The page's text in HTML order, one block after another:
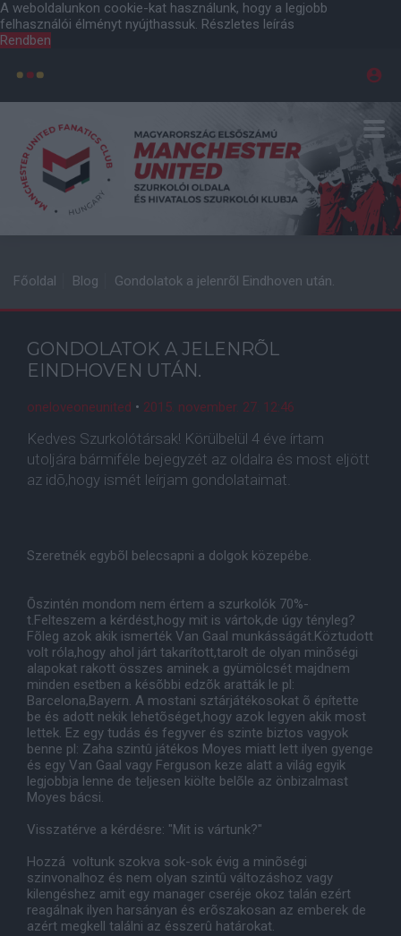
A weboldalunkon cookie-kat használunk, hogy a legjobb
felhasználói élményt nyújthassuk. Részletes leírás
Rendben
Főoldal Blog Gondolatok a jelenrõl Eindhoven után.
GONDOLATOK A JELENRÕL
EINDHOVEN UTÁN.
oneloveoneunited • 2015. november. 27. 12:46
Kedves Szurkolótársak! Körülbelül 4 éve írtam
utoljára bármiféle bejegyzét az oldalra és most eljött
az idõ,hogy ismét leírjam gondolataimat.
Szeretnék egybõl belecsapni a dolgok közepébe.
Õszintén mondom nem értem a szurkolók 70%-
t.Felteszem a kérdést,hogy mit is vártok,de úgy tényleg?
Fõleg azok akik ismerték Van Gaal munkásságát.Köztudott
volt róla,hogy ahol járt takarított,tarolt de olyan minõségi
alapokat rakott összes aminek a gyümölcsét majdnem
minden esetben a késõbbi edzõk aratták le pl:
Barcelona,Bayern. A mostani sztárjátékosokat õ építette
be és adott nekik lehetõséget,hogy azok legyen akik most
lettek. Ez egy tudás és fegyver és szinte biztos vagyok
benne pl: Zaha szintû játékos Moyes miatt lett ilyen gyenge
és egy Van Gaal vagy Ferguson keze alatt a világ egyik
legjobbja lenne de teljesen kiölte belõle az önbizalmast
Moyes bácsi.
Visszatérve a kérdésre: "Mit is vártunk?"
Hozzá voltunk szokva sok-sok évig a minõségi
szinvonalhoz és nem olyan szintû változáshoz vagy
kilengéshez amit egy manager cseréje okoz talán ezért
reagálnak ilyen harsányan és erõszakosan az emberek de
azért megkell találni az ésszerû határokat.